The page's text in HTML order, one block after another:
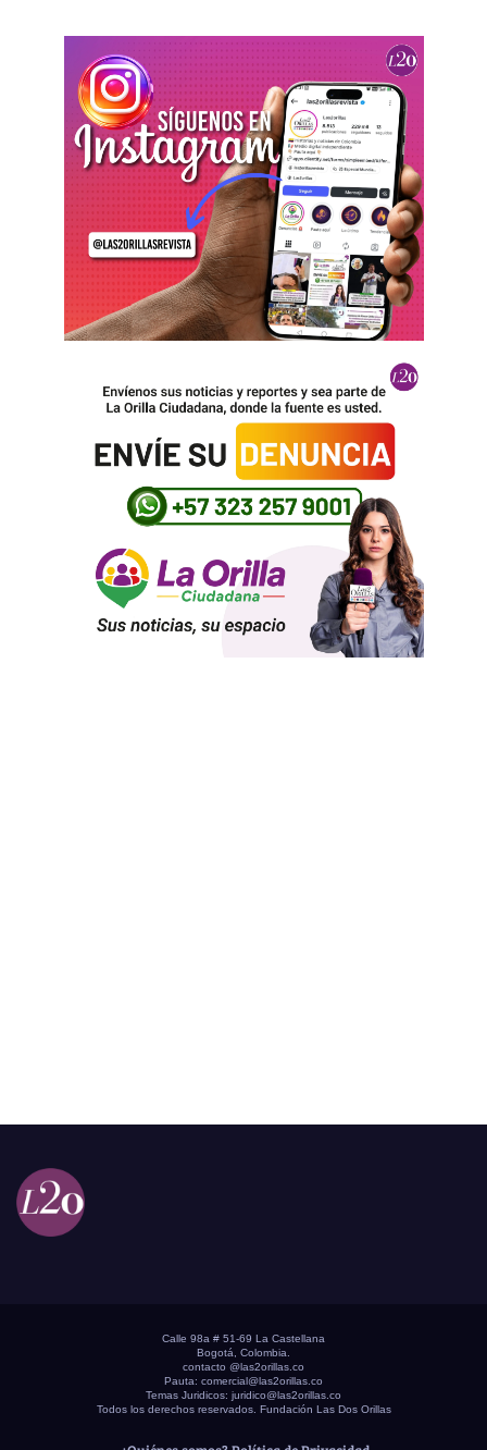
Calle 98a # 51-69 La Castellana
Bogotá, Colombia.
contacto @las2orillas.co
Pauta: comercial@las2orillas.co
Temas Juridicos: juridico@las2orillas.co
Todos los derechos reservados. Fundación Las Dos Orillas